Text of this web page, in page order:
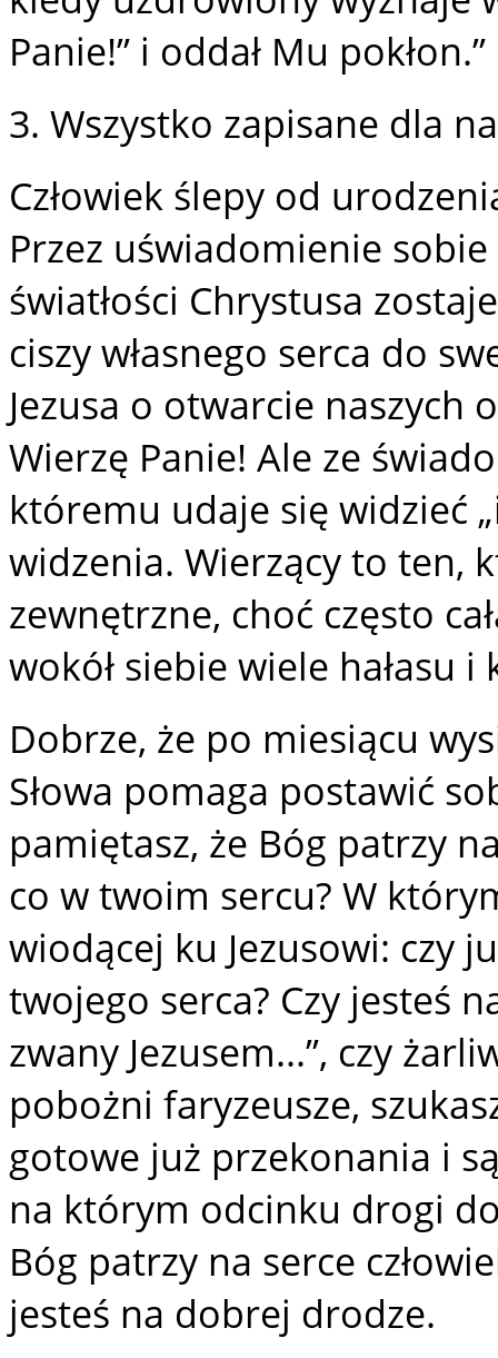
Panie!” i oddał Mu pokłon.”
3. Wszystko zapisane dla
Człowiek ślepy od
Przez uświadomienie
światłości Chrystusa
ciszy własnego serca do
Jezusa o otwarcie
Wierzę Panie! Ale ze
któremu udaje się widzieć
widzenia. Wierzący to ten,
zewnętrzne, choć często
wokół siebie wiele hałasu i
Dobrze, że po miesiącu
Słowa pomaga postawić
pamiętasz, że Bóg patrzy
co w twoim sercu? W
wiodącej ku Jezusowi: czy
twojego serca? Czy jesteś
zwany Jezusem...”, czy
pobożni faryzeusze,
gotowe już przekonania i
na którym odcinku drogi
Bóg patrzy na serce
jesteś na dobrej drodze.